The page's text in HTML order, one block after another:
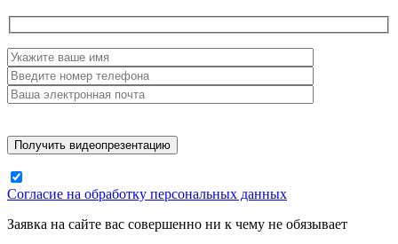
Согласие на обработку персональных данных
Заявка на сайте вас совершенно ни к чему не обязывает